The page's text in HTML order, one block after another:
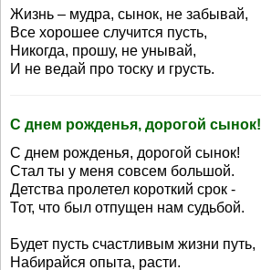
Жизнь – мудра, сынок, не забывай,
Все хорошее случится пусть,
Никогда, прошу, не унывай,
И не ведай про тоску и грусть.
С днем рожденья, дорогой сынок!
С днем рожденья, дорогой сынок!
Стал ты у меня совсем большой.
Детства пролетел короткий срок -
Тот, что был отпущен нам судьбой.
Будет пусть счастливым жизни путь,
Набирайся опыта, расти.